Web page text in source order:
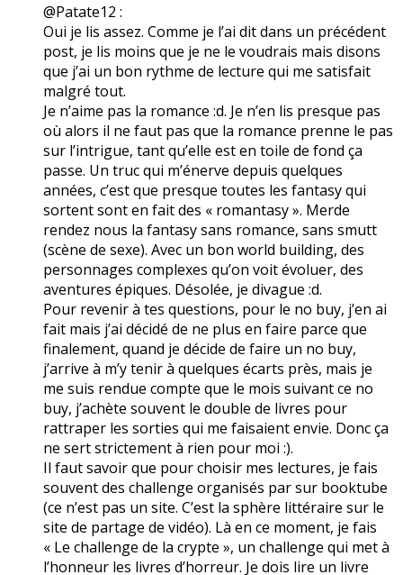
@Patate12 :
Oui je lis assez. Comme je l’ai dit dans un précédent
post, je lis moins que je ne le voudrais mais disons
que j’ai un bon rythme de lecture qui me satisfait
malgré tout.
Je n’aime pas la romance :d. Je n’en lis presque pas
où alors il ne faut pas que la romance prenne le pas
sur l’intrigue, tant qu’elle est en toile de fond ça
passe. Un truc qui m’énerve depuis quelques
années, c’est que presque toutes les fantasy qui
sortent sont en fait des « romantasy ». Merde
rendez nous la fantasy sans romance, sans smutt
(scène de sexe). Avec un bon world building, des
personnages complexes qu’on voit évoluer, des
aventures épiques. Désolée, je divague :d.
Pour revenir à tes questions, pour le no buy, j’en ai
fait mais j’ai décidé de ne plus en faire parce que
finalement, quand je décide de faire un no buy,
j’arrive à m’y tenir à quelques écarts près, mais je
me suis rendue compte que le mois suivant ce no
buy, j’achète souvent le double de livres pour
rattraper les sorties qui me faisaient envie. Donc ça
ne sert strictement à rien pour moi :).
Il faut savoir que pour choisir mes lectures, je fais
souvent des challenge organisés par sur booktube
(ce n’est pas un site. C’est la sphère littéraire sur le
site de partage de vidéo). Là en ce moment, je fais
« Le challenge de la crypte », un challenge qui met à
l’honneur les livres d’horreur. Je dois lire un livre